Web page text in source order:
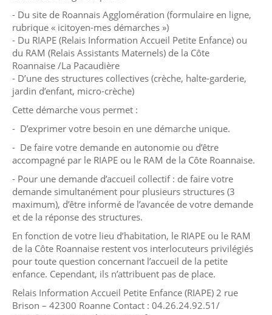
- Du site de Roannais Agglomération (formulaire en ligne,
rubrique « icitoyen-mes démarches »)
- Du RIAPE (Relais Information Accueil Petite Enfance) ou
du RAM (Relais Assistants Maternels) de la Côte
Roannaise /La Pacaudière
- D’une des structures collectives (crèche, halte-garderie,
jardin d’enfant, micro-crèche)
Cette démarche vous permet :
- D’exprimer votre besoin en une démarche unique.
- De faire votre demande en autonomie ou d’être
accompagné par le RIAPE ou le RAM de la Côte Roannaise.
- Pour une demande d’accueil collectif : de faire votre
demande simultanément pour plusieurs structures (3
maximum), d’être informé de l’avancée de votre demande
et de la réponse des structures.
En fonction de votre lieu d’habitation, le RIAPE ou le RAM
de la Côte Roannaise restent vos interlocuteurs privilégiés
pour toute question concernant l’accueil de la petite
enfance. Cependant, ils n’attribuent pas de place.
Relais Information Accueil Petite Enfance (RIAPE) 2 rue
Brison – 42300 Roanne Contact : 04.26.24.92.51/